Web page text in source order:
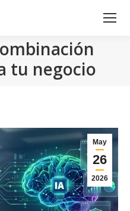
tu negocio
May
26
2026